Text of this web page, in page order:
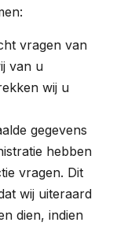
vragen van
van u
wij u
gegevens
hebben
vragen. Dit
wij uiteraard
dien, indien